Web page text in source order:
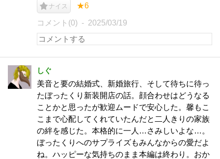
ナイス ★6
コメント(0) 2025/03/19
しぐ
美音と要の結婚式、新婚旅行、そして待ちに待っ
たぼったくり新装開店の話。顔合わせはどうなる
ことかと思ったが歓迎ムードで安心した。馨もこ
こまで心配してくれていたんだと二人きりの家族
の絆を感じた。本格的に一人…さみしいよな…。
ぼったくりへのサプライズもみんなからの愛だよ
ね。ハッピーな気持ちのまま本編は終わり。おか